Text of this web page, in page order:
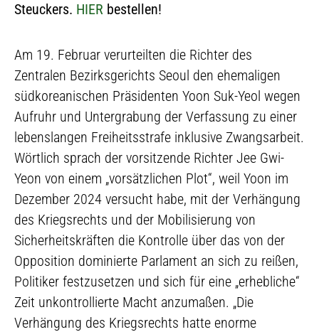
Steuckers. HIER bestellen!
Am 19. Februar verurteilten die Richter des
Zentralen Bezirksgerichts Seoul den ehemaligen
südkoreanischen Präsidenten Yoon Suk-Yeol wegen
Aufruhr und Untergrabung der Verfassung zu einer
lebenslangen Freiheitsstrafe inklusive Zwangsarbeit.
Wörtlich sprach der vorsitzende Richter Jee Gwi-
Yeon von einem „vorsätzlichen Plot“, weil Yoon im
Dezember 2024 versucht habe, mit der Verhängung
des Kriegsrechts und der Mobilisierung von
Sicherheitskräften die Kontrolle über das von der
Opposition dominierte Parlament an sich zu reißen,
Politiker festzusetzen und sich für eine „erhebliche“
Zeit unkontrollierte Macht anzumaßen. „Die
Verhängung des Kriegsrechts hatte enorme